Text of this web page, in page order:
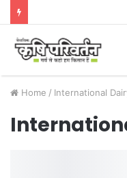
Home / International